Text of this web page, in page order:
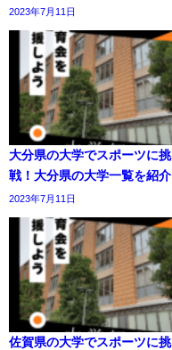
2023年7月11日
大分県の大学でスポーツに挑
戦！大分県の大学一覧を紹介
2023年7月11日
佐賀県の大学でスポーツに挑